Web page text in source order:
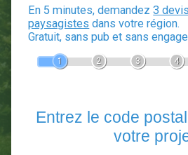
Devis
En 5 minutes, demandez
2 3